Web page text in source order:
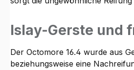
Islay-Gerste und
Der Octomore 16.4 wurde aus
beziehungsweise eine